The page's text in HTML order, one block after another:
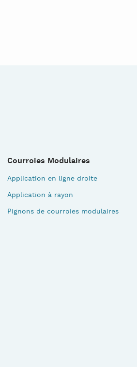
Courroies Modulaires
Application en ligne droite
Application à rayon
Pignons de courroies modulaires